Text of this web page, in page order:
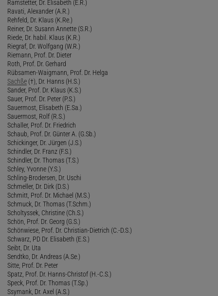
Ramstetter, Dr. Elisabeth (E.R.)
Ravati, Alexander (A.R.)
Rehfeld, Dr. Klaus (K.Re.)
Reiner, Dr. Susann Annette (S.R.)
Riede, Dr. habil. Klaus (K.R.)
Riegraf, Dr. Wolfgang (W.R.)
Riemann, Prof. Dr. Dieter
Roth, Prof. Dr. Gerhard
Rübsamen-Waigmann, Prof. Dr. Helga
Sachße (†), Dr. Hanns (H.S.)
Sander, Prof. Dr. Klaus (K.S.)
Sauer, Prof. Dr. Peter (P.S.)
Sauermost, Elisabeth (E.Sa.)
Sauermost, Rolf (R.S.)
Schaller, Prof. Dr. Friedrich
Schaub, Prof. Dr. Günter A. (G.Sb.)
Schickinger, Dr. Jürgen (J.S.)
Schindler, Dr. Franz (F.S.)
Schindler, Dr. Thomas (T.S.)
Schley, Yvonne (Y.S.)
Schling-Brodersen, Dr. Uschi
Schmeller, Dr. Dirk (D.S.)
Schmitt, Prof. Dr. Michael (M.S.)
Schmuck, Dr. Thomas (T.Schm.)
Scholtyssek, Christine (Ch.S.)
Schön, Prof. Dr. Georg (G.S.)
Schönwiese, Prof. Dr. Christian-Dietrich (C.-D.S.)
Schwarz, PD Dr. Elisabeth (E.S.)
Seibt, Dr. Uta
Sendtko, Dr. Andreas (A.Se.)
Sitte, Prof. Dr. Peter
Spatz, Prof. Dr. Hanns-Christof (H.-C.S.)
Speck, Prof. Dr. Thomas (T.Sp.)
Ssymank, Dr. Axel (A.S.)